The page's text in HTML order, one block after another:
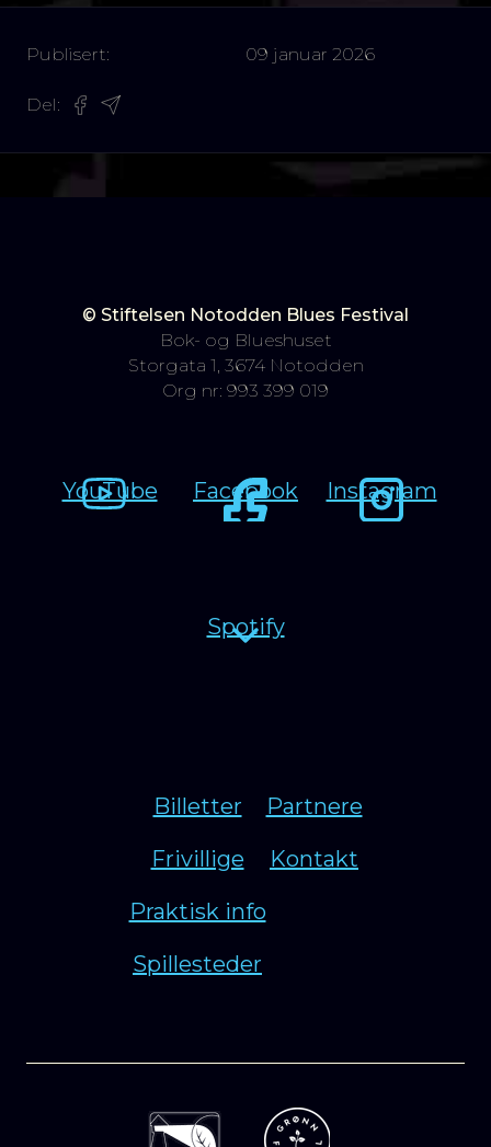
Publisert: 09 januar 2026
Del:
© Stiftelsen Notodden Blues Festival
Bok- og Blueshuset
Storgata 1, 3674 Notodden
Org nr: 993 399 019
YouTube Facebook Instagram
Spotify
Billetter
Frivillige
Praktisk info
Spillesteder
Partnere
Kontakt